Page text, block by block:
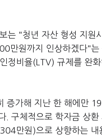
는 "청년 자산 형성 지원
만원까지 인상하겠다"는
정비율(LTV) 규제를 완
증가해 지난 한 해에만
구체적으로 학자금 상
만원)으로 상향하는 내